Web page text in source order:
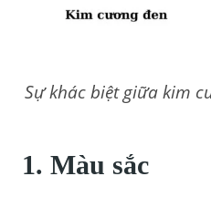
Sự khác biệt giữa kim
1. Màu sắc